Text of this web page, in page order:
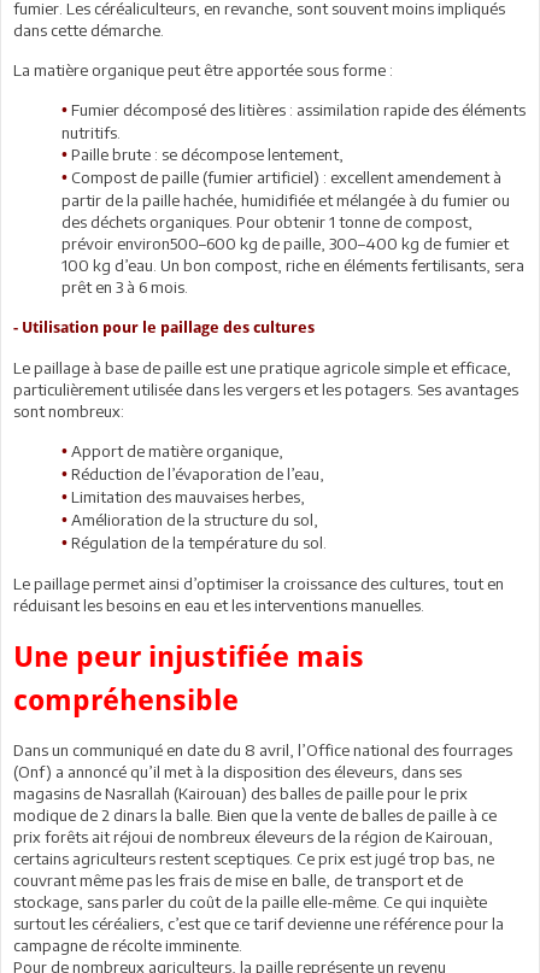
fumier. Les céréaliculteurs, en revanche, sont souvent moins impliqués
dans cette démarche.
La matière organique peut être apportée sous forme :
• Fumier décomposé des litières : assimilation rapide des éléments
nutritifs.
• Paille brute : se décompose lentement,
• Compost de paille (fumier artificiel) : excellent amendement à
partir de la paille hachée, humidifiée et mélangée à du fumier ou
des déchets organiques. Pour obtenir 1 tonne de compost,
prévoir environ500–600 kg de paille, 300–400 kg de fumier et
100 kg d’eau. Un bon compost, riche en éléments fertilisants, sera
prêt en 3 à 6 mois.
- Utilisation pour le paillage des cultures
Le paillage à base de paille est une pratique agricole simple et efficace,
particulièrement utilisée dans les vergers et les potagers. Ses avantages
sont nombreux:
• Apport de matière organique,
• Réduction de l’évaporation de l’eau,
• Limitation des mauvaises herbes,
• Amélioration de la structure du sol,
• Régulation de la température du sol.
Le paillage permet ainsi d’optimiser la croissance des cultures, tout en
réduisant les besoins en eau et les interventions manuelles.
Une peur injustifiée mais
compréhensible
Dans un communiqué en date du 8 avril, l’Office national des fourrages
(Onf) a annoncé qu’il met à la disposition des éleveurs, dans ses
magasins de Nasrallah (Kairouan) des balles de paille pour le prix
modique de 2 dinars la balle. Bien que la vente de balles de paille à ce
prix forêts ait réjoui de nombreux éleveurs de la région de Kairouan,
certains agriculteurs restent sceptiques. Ce prix est jugé trop bas, ne
couvrant même pas les frais de mise en balle, de transport et de
stockage, sans parler du coût de la paille elle-même. Ce qui inquiète
surtout les céréaliers, c’est que ce tarif devienne une référence pour la
campagne de récolte imminente.
Pour de nombreux agriculteurs, la paille représente un revenu